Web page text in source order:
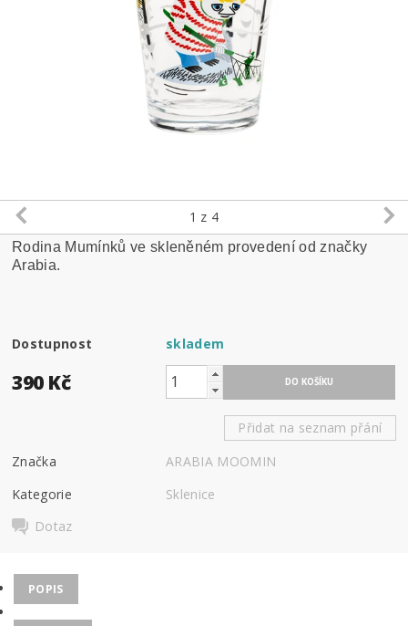
1 z 4
Rodina Mumínků ve skleněném provedení od značky
Arabia.
Dostupnost skladem
390 Kč
Přidat na seznam přání
Značka
ARABIA MOOMIN
Kategorie
Sklenice
Dotaz
POPIS